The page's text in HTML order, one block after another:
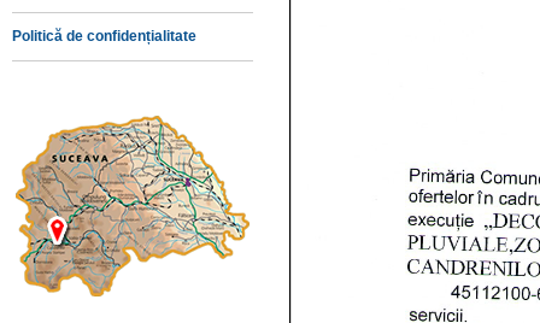
Politică de confidențialitate